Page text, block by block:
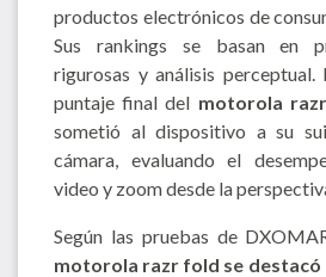
productos electrónicos de
Sus rankings se basan en
rigurosas y análisis perceptual.
puntaje final del motorola
sometió al dispositivo a su
cámara, evaluando el
video y zoom desde la
Según las pruebas de
motorola razr fold se destacó